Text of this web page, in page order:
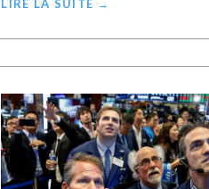
LIRE LA SUITE →